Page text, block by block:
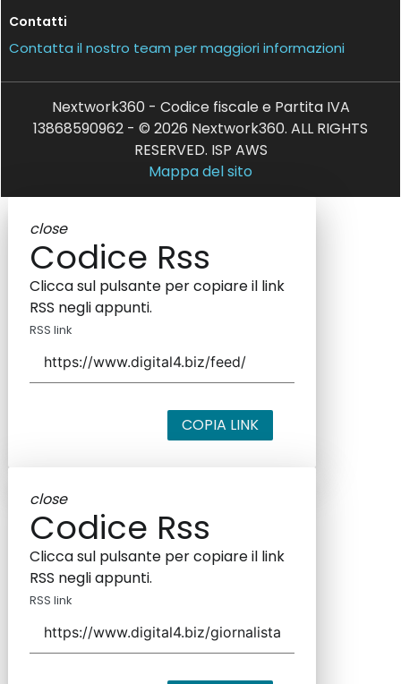
Contatti
Contatta il nostro team per maggiori informazioni
Nextwork360 - Codice fiscale e Partita IVA
13868590962 - © 2026 Nextwork360. ALL RIGHTS
RESERVED. ISP AWS
Mappa del sito
close
Codice Rss
Clicca sul pulsante per copiare il link
RSS negli appunti.
RSS link
COPIA LINK
close
Codice Rss
Clicca sul pulsante per copiare il link
RSS negli appunti.
RSS link